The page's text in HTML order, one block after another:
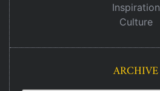
Inspiration
Culture
ARCHIVE